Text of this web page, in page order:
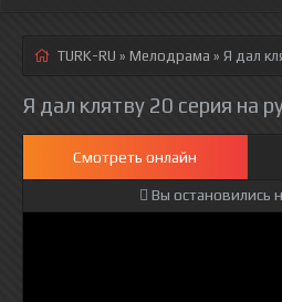
TURK-RU » Мелодрама » Я дал
Я дал клятву 20 серия на
Смотреть онлайн
Вы остановились